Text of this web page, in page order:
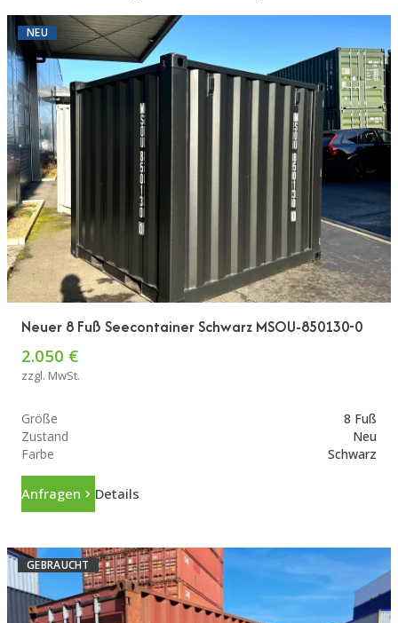
NEU
Neuer 8 Fuß Seecontainer Schwarz MSOU-850130-0
2.050 €
zzgl. MwSt.
Größe
8 Fuß
Zustand
Neu
Farbe
Schwarz
Anfragen Details
GEBRAUCHT